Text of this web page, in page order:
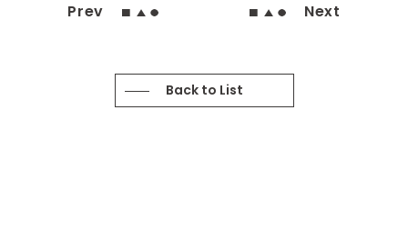
Prev Next
Back to List